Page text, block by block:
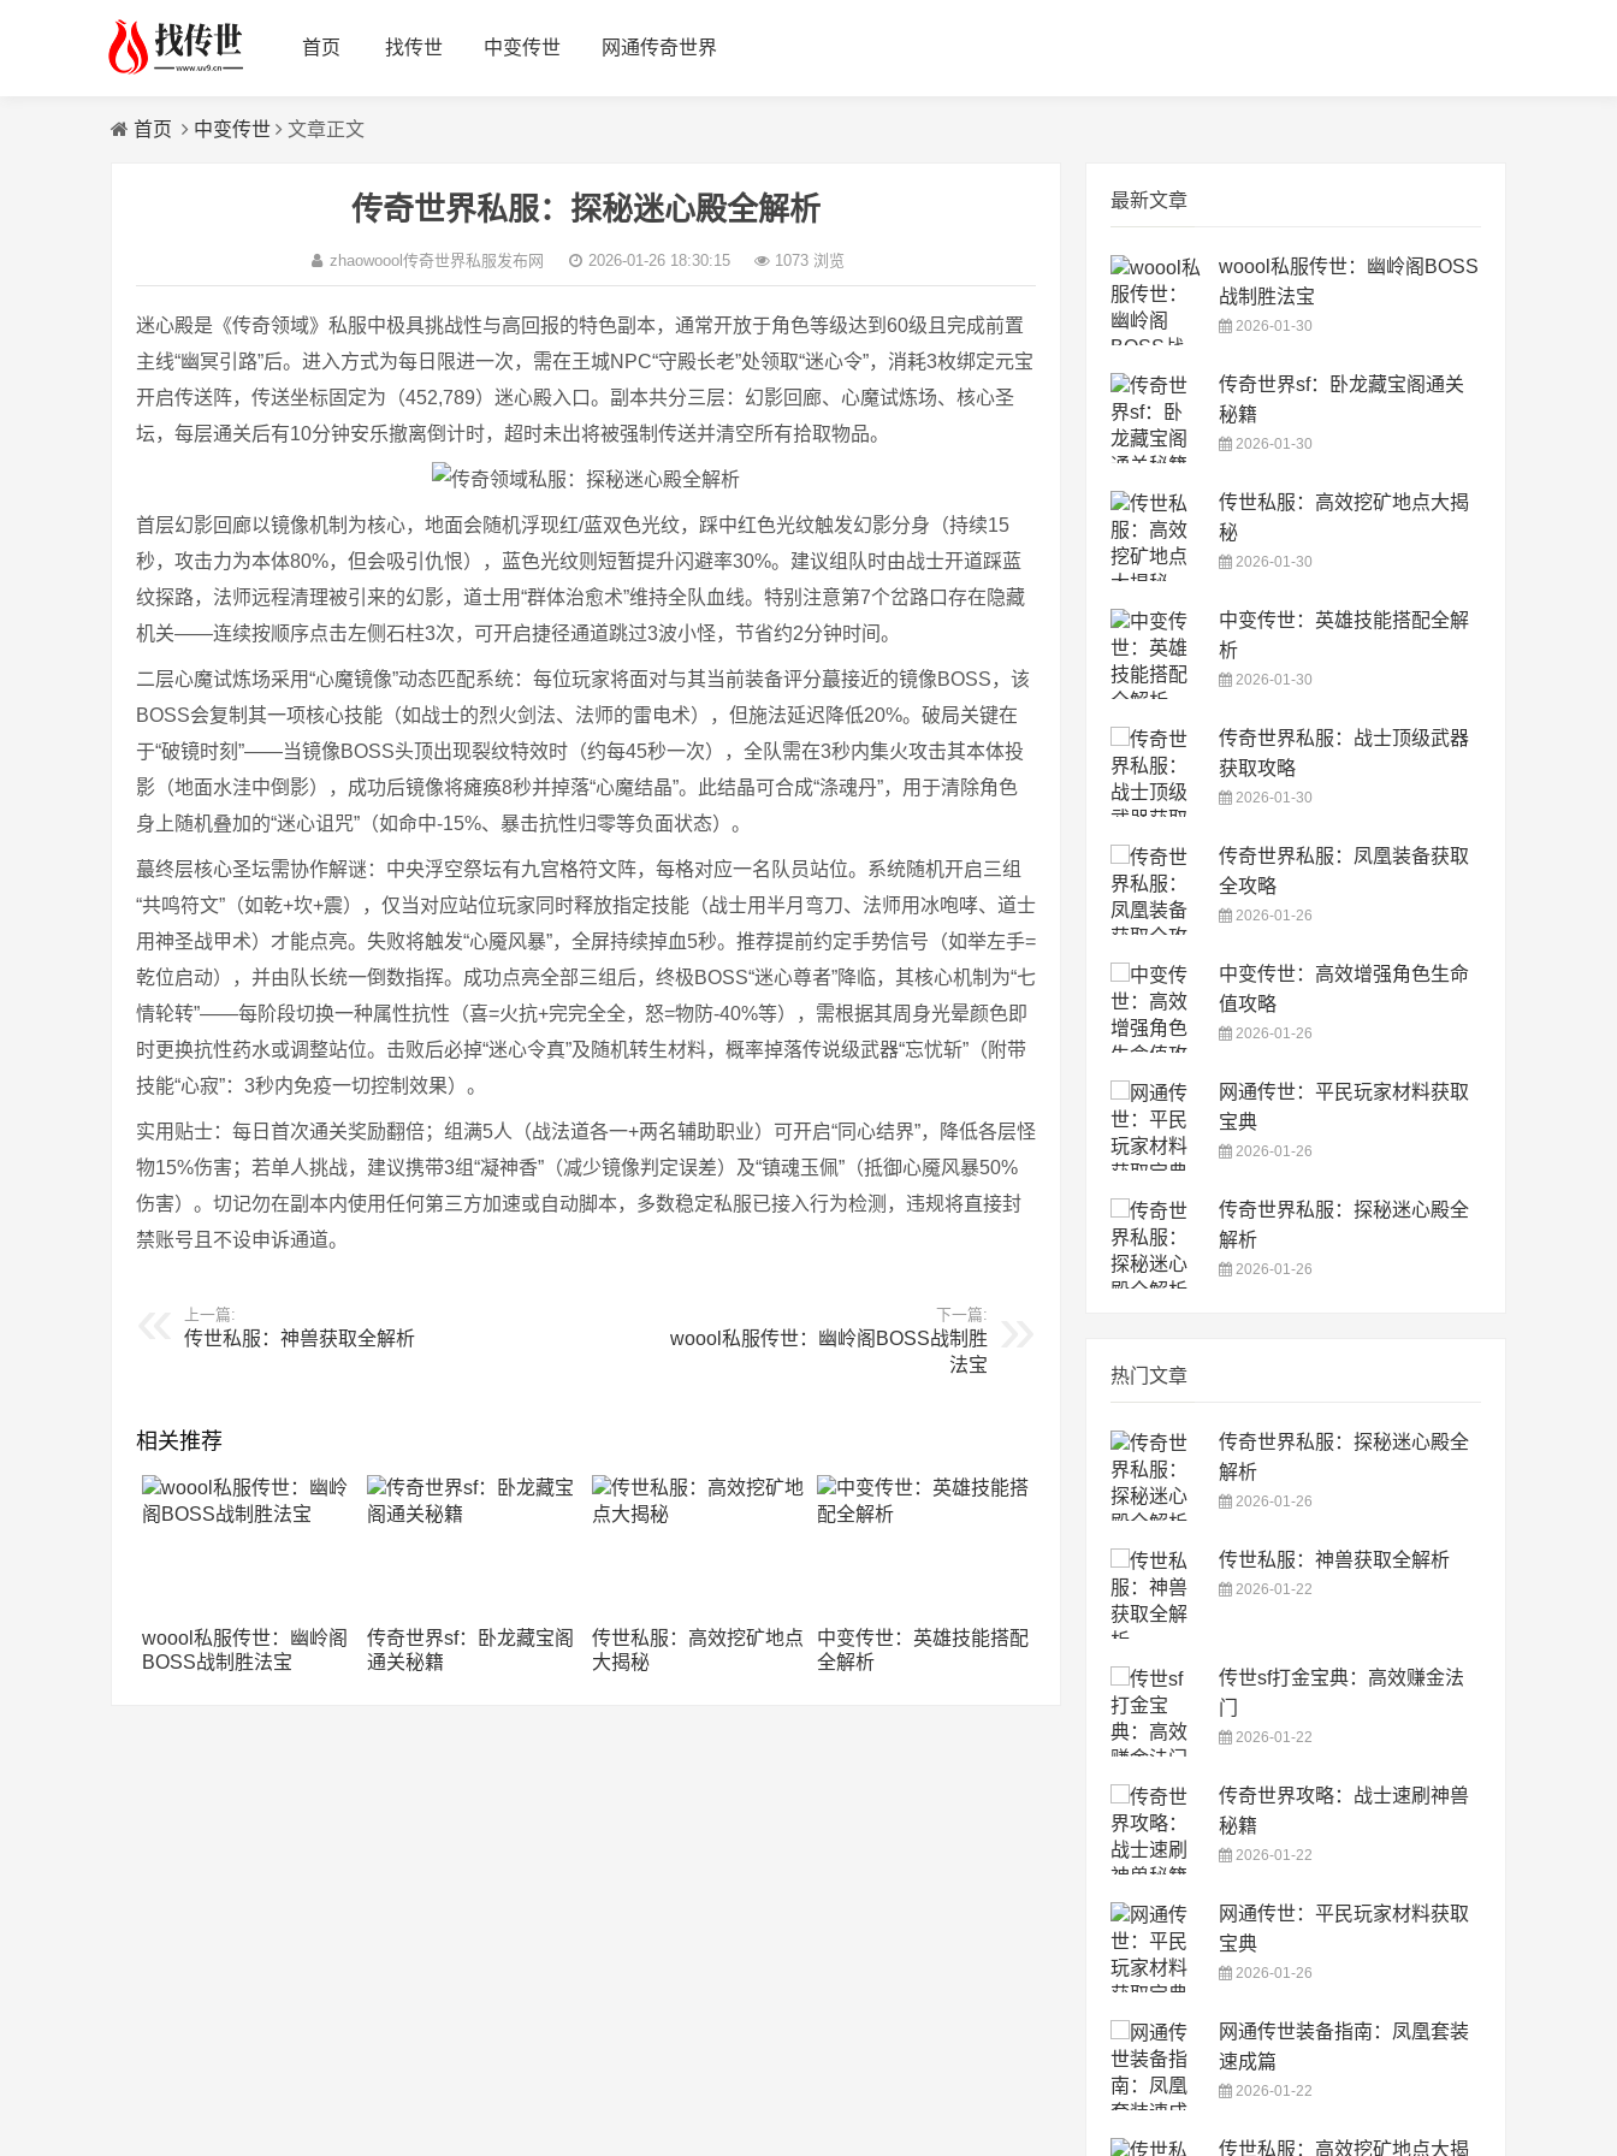
首页 找传世 中变传世 网通传奇世界
首页 中变传世 文章正文
传奇世界私服：探秘迷心殿全解析
zhaowoool传奇世界私服发布网 2026-01-26 18:30:15 1073 浏览
迷心殿是《传奇领域》私服中极具挑战性与高回报的特色副本，通常开放于角色等级达到60级且完成前置
主线“幽冥引路”后。进入方式为每日限进一次，需在王城NPC“守殿长老”处领取“迷心令”，消耗3枚绑定元宝
开启传送阵，传送坐标固定为（452,789）迷心殿入口。副本共分三层：幻影回廊、心魔试炼场、核心圣
坛，每层通关后有10分钟安乐撤离倒计时，超时未出将被强制传送并清空所有拾取物品。
首层幻影回廊以镜像机制为核心，地面会随机浮现红/蓝双色光纹，踩中红色光纹触发幻影分身（持续15
秒，攻击力为本体80%，但会吸引仇恨），蓝色光纹则短暂提升闪避率30%。建议组队时由战士开道踩蓝
纹探路，法师远程清理被引来的幻影，道士用“群体治愈术”维持全队血线。特别注意第7个岔路口存在隐藏
机关——连续按顺序点击左侧石柱3次，可开启捷径通道跳过3波小怪，节省约2分钟时间。
二层心魔试炼场采用“心魔镜像”动态匹配系统：每位玩家将面对与其当前装备评分蕞接近的镜像BOSS，该
BOSS会复制其一项核心技能（如战士的烈火剑法、法师的雷电术），但施法延迟降低20%。破局关键在
于“破镜时刻”——当镜像BOSS头顶出现裂纹特效时（约每45秒一次），全队需在3秒内集火攻击其本体投
影（地面水洼中倒影），成功后镜像将瘫痪8秒并掉落“心魔结晶”。此结晶可合成“涤魂丹”，用于清除角色
身上随机叠加的“迷心诅咒”（如命中-15%、暴击抗性归零等负面状态）。
蕞终层核心圣坛需协作解谜：中央浮空祭坛有九宫格符文阵，每格对应一名队员站位。系统随机开启三组
“共鸣符文”（如乾+坎+震），仅当对应站位玩家同时释放指定技能（战士用半月弯刀、法师用冰咆哮、道士
用神圣战甲术）才能点亮。失败将触发“心魇风暴”，全屏持续掉血5秒。推荐提前约定手势信号（如举左手=
乾位启动），并由队长统一倒数指挥。成功点亮全部三组后，终极BOSS“迷心尊者”降临，其核心机制为“七
情轮转”——每阶段切换一种属性抗性（喜=火抗+完完全全，怒=物防-40%等），需根据其周身光晕颜色即
时更换抗性药水或调整站位。击败后必掉“迷心令真”及随机转生材料，概率掉落传说级武器“忘忧斩”（附带
技能“心寂”：3秒内免疫一切控制效果）。
实用贴士：每日首次通关奖励翻倍；组满5人（战法道各一+两名辅助职业）可开启“同心结界”，降低各层怪
物15%伤害；若单人挑战，建议携带3组“凝神香”（减少镜像判定误差）及“镇魂玉佩”（抵御心魇风暴50%
伤害）。切记勿在副本内使用任何第三方加速或自动脚本，多数稳定私服已接入行为检测，违规将直接封
禁账号且不设申诉通道。
上一篇:
传世私服：神兽获取全解析
下一篇:
woool私服传世：幽岭阁BOSS战制胜
法宝
相关推荐
woool私服传世：幽岭阁
BOSS战制胜法宝
传奇世界sf：卧龙藏宝阁
通关秘籍
传世私服：高效挖矿地点
大揭秘
中变传世：英雄技能搭配
全解析
最新文章
woool私服传世：幽岭阁BOSS
战制胜法宝
2026-01-30
传奇世界sf：卧龙藏宝阁通关
秘籍
2026-01-30
传世私服：高效挖矿地点大揭
秘
2026-01-30
中变传世：英雄技能搭配全解
析
2026-01-30
传奇世界私服：战士顶级武器
获取攻略
2026-01-30
传奇世界私服：凤凰装备获取
全攻略
2026-01-26
中变传世：高效增强角色生命
值攻略
2026-01-26
网通传世：平民玩家材料获取
宝典
2026-01-26
传奇世界私服：探秘迷心殿全
解析
2026-01-26
热门文章
传奇世界私服：探秘迷心殿全
解析
2026-01-26
传世私服：神兽获取全解析
2026-01-22
传世sf打金宝典：高效赚金法
门
2026-01-22
传奇世界攻略：战士速刷神兽
秘籍
2026-01-22
网通传世：平民玩家材料获取
宝典
2026-01-26
网通传世装备指南：凤凰套装
速成篇
2026-01-22
传世私服：高效挖矿地点大揭